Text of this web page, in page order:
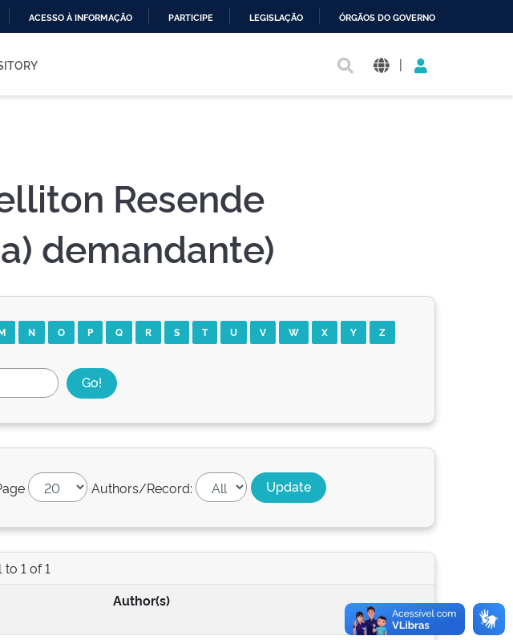
ACESSO À INFORMAÇÃO PARTICIPE LEGISLAÇÃO ÓRGÃOS DO GOVERNO
|
Resende
demandante)
N O P Q R S T U V W X Y Z
Authors/Record:
1 of 1
Author(s)